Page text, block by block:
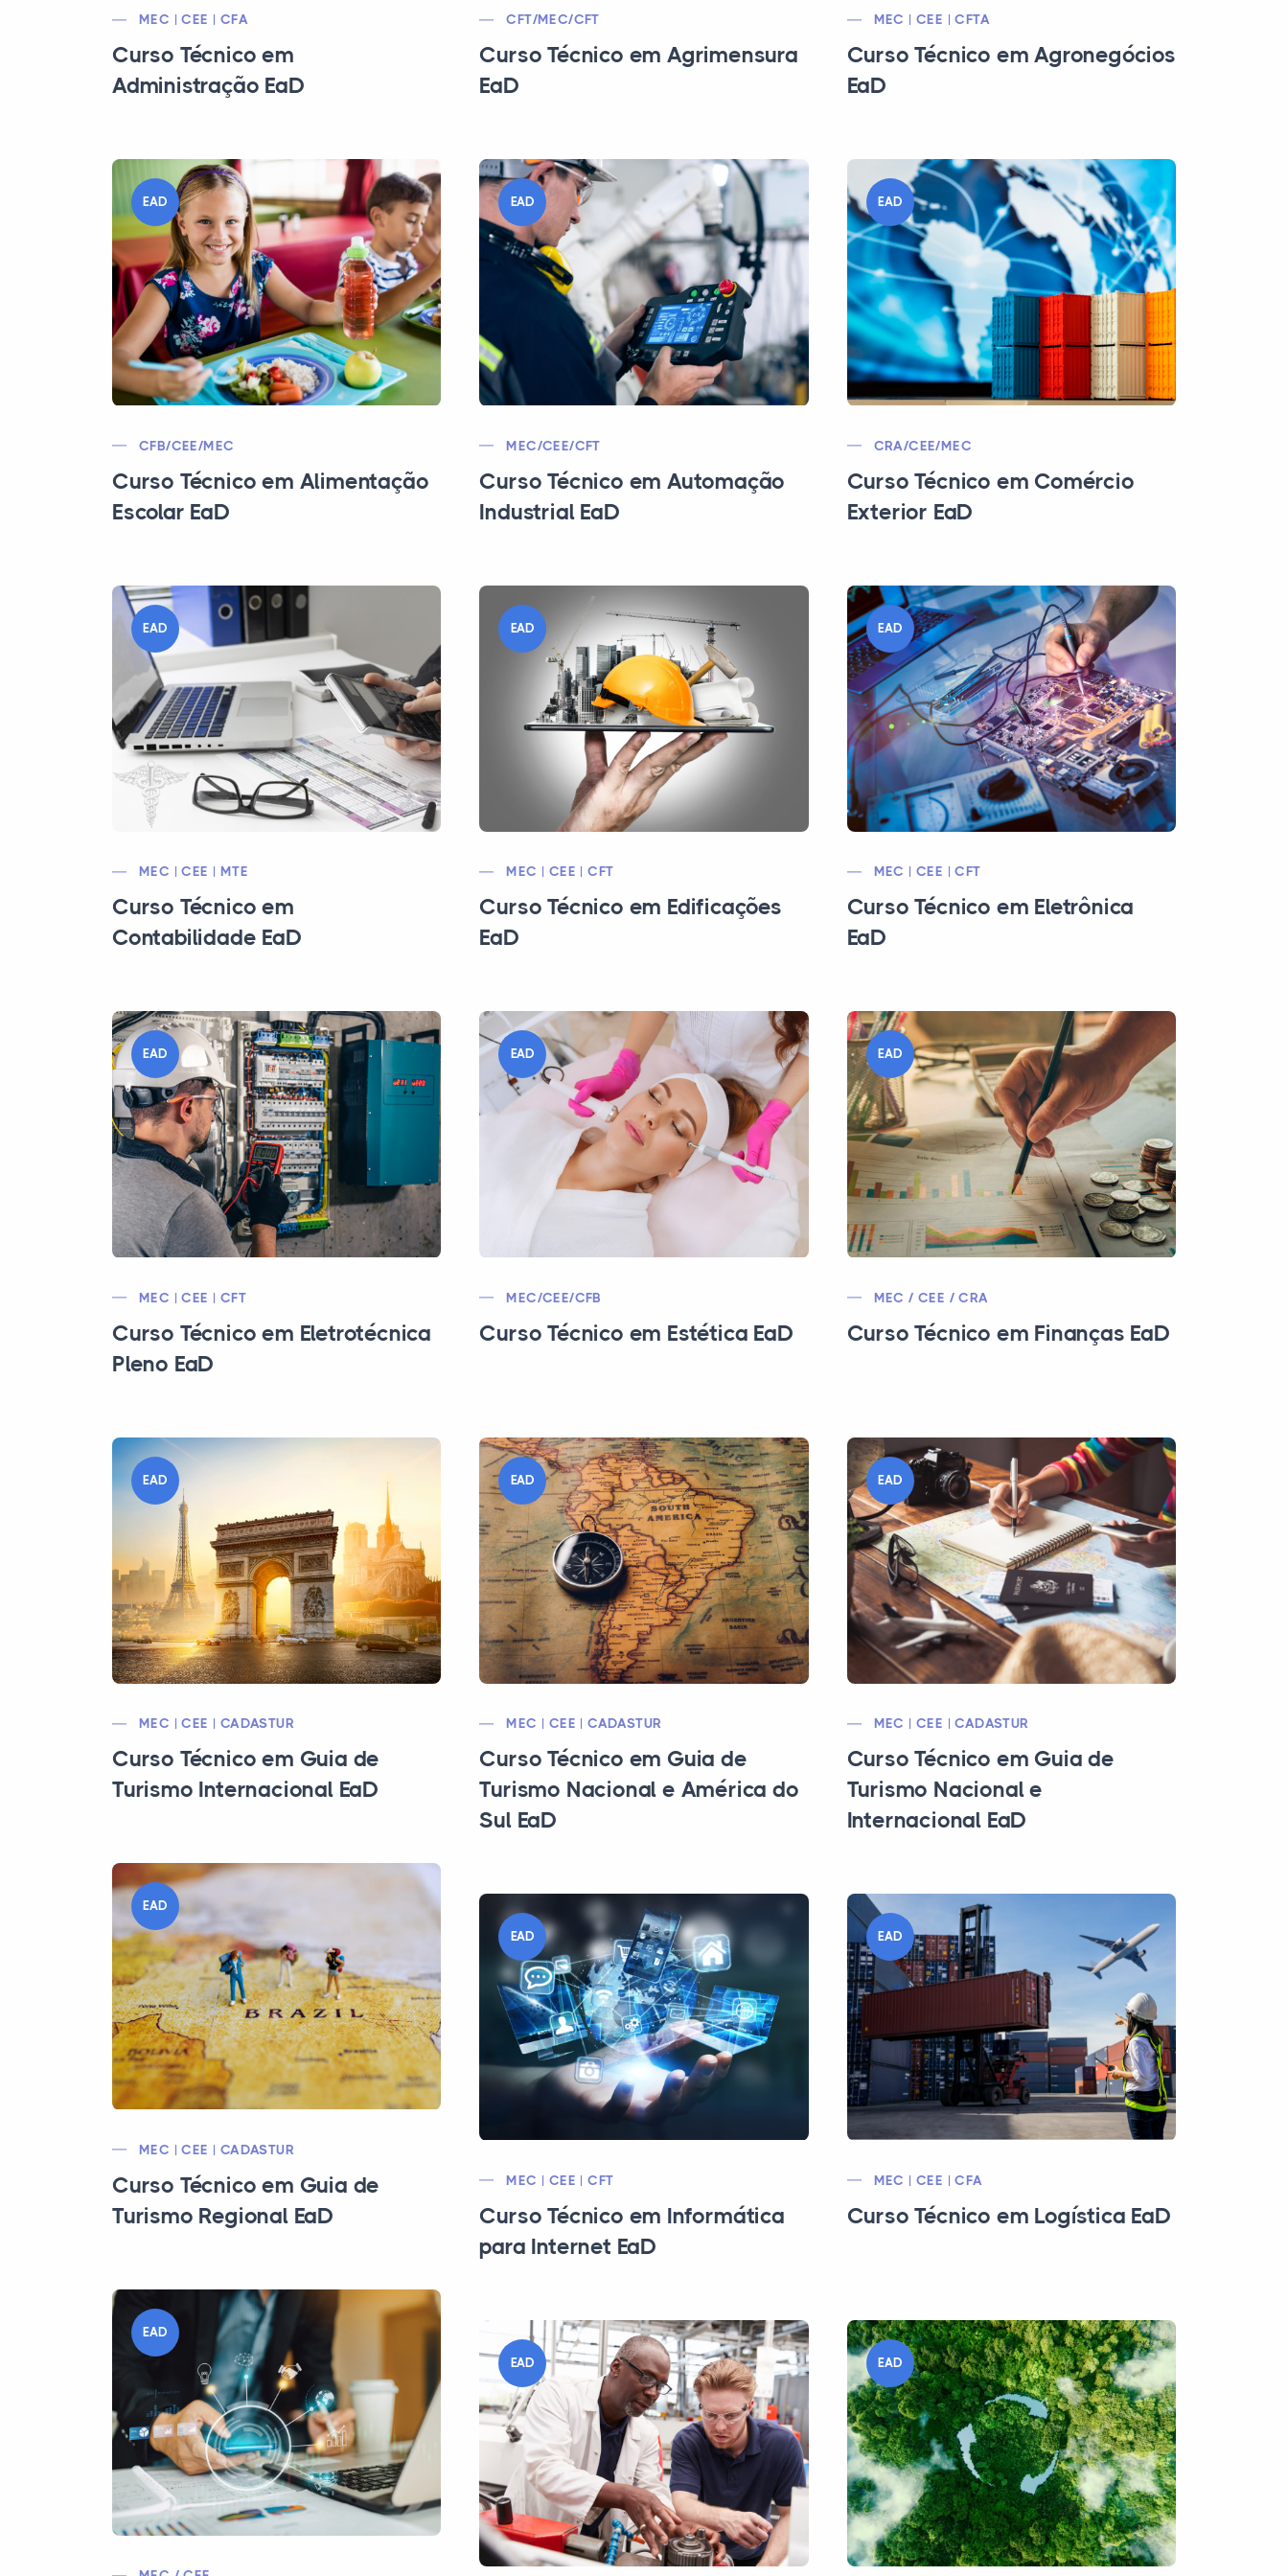
MEC | CEE | CFA
Curso Técnico em
Administração EaD
CFT/MEC/CFT
Curso Técnico em Agrimensura
EaD
MEC | CEE | CFTA
Curso Técnico em Agronegócios
EaD
EAD
CFB/CEE/MEC
Curso Técnico em Alimentação
Escolar EaD
EAD
MEC/CEE/CFT
Curso Técnico em Automação
Industrial EaD
EAD
CRA/CEE/MEC
Curso Técnico em Comércio
Exterior EaD
EAD
MEC | CEE | MTE
Curso Técnico em
Contabilidade EaD
EAD
MEC | CEE | CFT
Curso Técnico em Edificações
EaD
EAD
MEC | CEE | CFT
Curso Técnico em Eletrônica
EaD
EAD
MEC | CEE | CFT
Curso Técnico em Eletrotécnica
Pleno EaD
EAD
MEC/CEE/CFB
Curso Técnico em Estética EaD
EAD
MEC / CEE / CRA
Curso Técnico em Finanças EaD
EAD
MEC | CEE | CADASTUR
Curso Técnico em Guia de
Turismo Internacional EaD
EAD
MEC | CEE | CADASTUR
Curso Técnico em Guia de
Turismo Nacional e América do
Sul EaD
EAD
MEC | CEE | CADASTUR
Curso Técnico em Guia de
Turismo Nacional e
Internacional EaD
EAD
MEC | CEE | CADASTUR
Curso Técnico em Guia de
Turismo Regional EaD
EAD
MEC | CEE | CFT
Curso Técnico em Informática
para Internet EaD
EAD
MEC | CEE | CFA
Curso Técnico em Logística EaD
EAD
EAD EAD